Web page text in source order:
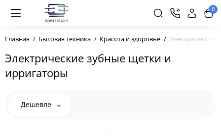
0
Главная Бытовая техника Красота и здоровье Электрические
Электрические зубные щетки и
ирригаторы
Дешевле